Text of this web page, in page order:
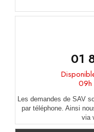
01
09h
Les demandes de SAV
par téléphone. Ainsi
via